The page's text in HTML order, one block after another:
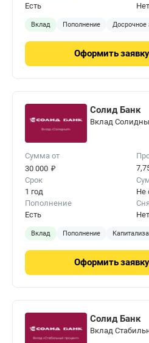
Есть
Нет
Вклад Пополнение Досрочное
Оформитьзаявку
Солид Банк
Вклад
Сумма от
30 000 ₽
Срок
1 год
Не
Пополнение
Есть
Нет
Вклад Пополнение
Оформитьзаявку
Солид Банк
Вклад